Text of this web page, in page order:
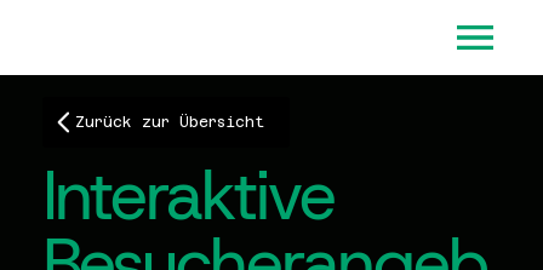
Zurück zur Übersicht
Interaktive